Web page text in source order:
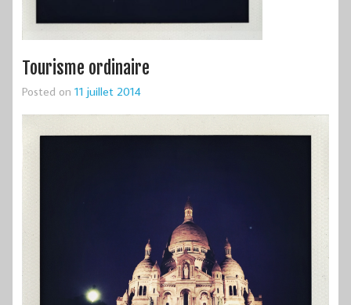
Tourisme ordinaire
Posted on 11 juillet 2014